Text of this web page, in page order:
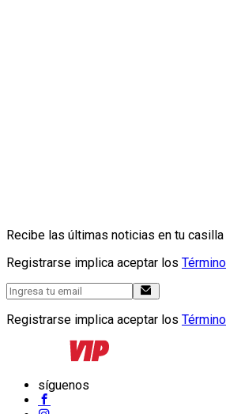
Recibe las últimas noticias en tu
Registrarse implica aceptar los
Registrarse implica aceptar los
síguenos